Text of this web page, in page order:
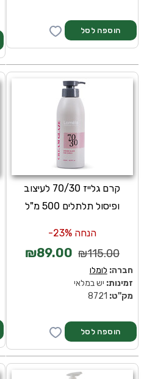
קרם גלייז 70/30 לעיצוב
ופיסול תלתלים 500 מ"ל
הנחה 23%-
₪115.00
₪89.00
חברה: לומלו
זמינות: יש במלאי
מק''ט: